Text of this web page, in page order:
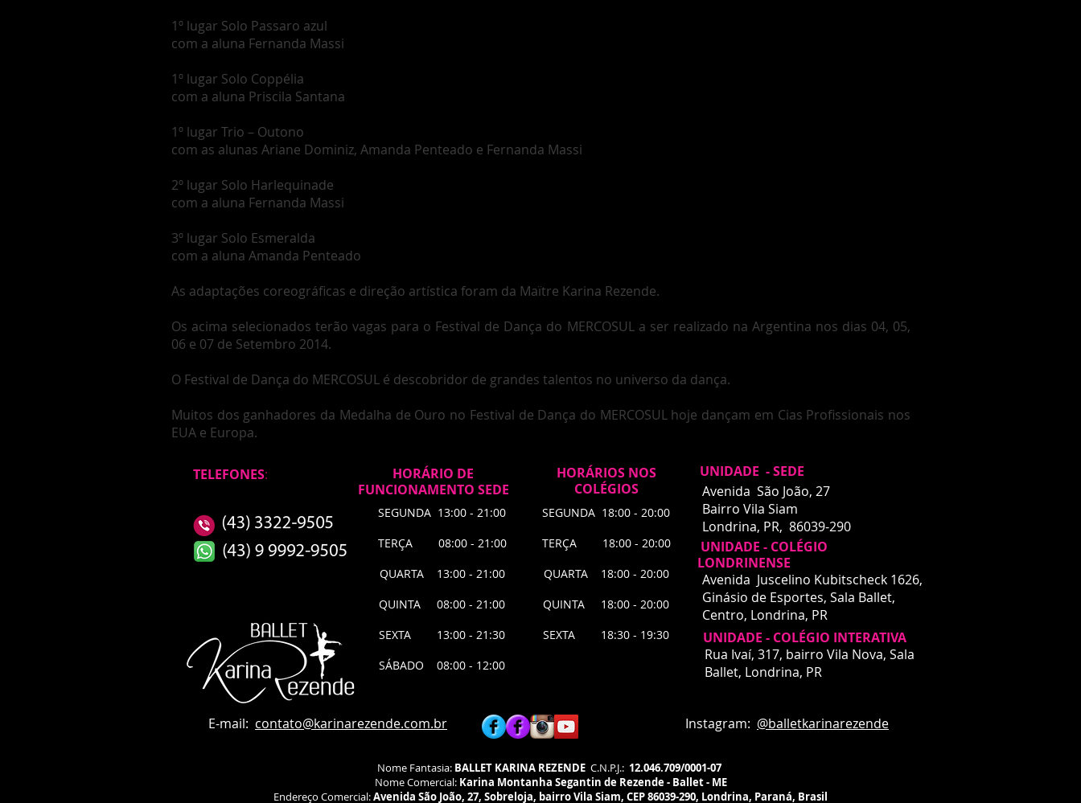
1º lugar Solo Passaro azul
com a aluna Fernanda Massi
1º lugar Solo Coppélia
com a aluna Priscila Santana
1º lugar Trio – Outono
com as alunas Ariane Dominiz, Amanda Penteado e Fernanda Massi
2º lugar Solo Harlequinade
com a aluna Fernanda Massi
3º lugar Solo Esmeralda
com a aluna Amanda Penteado
As adaptações coreográficas e direção artística foram da Maïtre Karina Rezende.
Os acima selecionados terão vagas para o Festival de Dança do MERCOSUL a ser realizado na Argentina nos dias 04, 05,
06 e 07 de Setembro 2014.
O Festival de Dança do MERCOSUL é descobridor de grandes talentos no universo da dança.
Muitos dos ganhadores da Medalha de Ouro no Festival de Dança do MERCOSUL hoje dançam em Cias Profissionais nos
EUA e Europa.
TELEFONES:
HORÁRIO DE
FUNCIONAMENTO SEDE
SEGUNDA 13:00 - 21:00
TERÇA 08:00 - 21:00
QUARTA 13:00 - 21:00
QUINTA 08:00 - 21:00
SEXTA 13:00 - 21:30
SÁBADO 08:00 - 12:00
HORÁRIOS NOS
COLÉGIOS
SEGUNDA 18:00 - 20:00
TERÇA 18:00 - 20:00
QUARTA 18:00 - 20:00
QUINTA 18:00 - 20:00
SEXTA 18:30 - 19:30
Avenida São João, 27
Bairro Vila Siam
Londrina, PR, 86039-290
UNIDADE - SEDE
UNIDADE - INTERATIVA
​Rua Ivaí, 317
Bairro Vila Nova
Aguardando liberação de espaço
físico para aulas
UNIDADE - COLÉGIO
LONDRINENSE
Avenida Juscelino Kubitscheck 1626,
Ginásio de Esportes, Sala Ballet,
Centro, Londrina, PR
UNIDADE - COLÉGIO INTERATIVA
Rua Ivaí, 317, bairro Vila Nova, Sala
Ballet, Londrina, PR
E-mail: contato@karinarezende.com.br Instagram: @balletkarinarezende
Nome Fantasia: BALLET KARINA REZENDE C.N.P.J.: 12.046.709/0001-07
Nome Comercial: Karina Montanha Segantin de Rezende - Ballet - ME
Endereço Comercial:Avenida São João, 27, Sobreloja, bairro Vila Siam, CEP 86039-290, Londrina, Paraná, Brasil